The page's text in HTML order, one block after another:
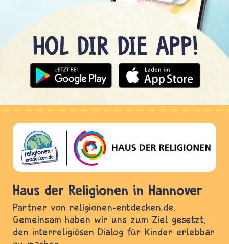
Haus der Religionen in Hannover
Partner von religionen-entdecken.de.
Gemeinsam haben wir uns zum Ziel gesetzt,
den interreligiösen Dialog für Kinder erlebbar